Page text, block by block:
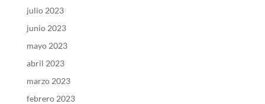
julio 2023
junio 2023
mayo 2023
abril 2023
marzo 2023
febrero 2023